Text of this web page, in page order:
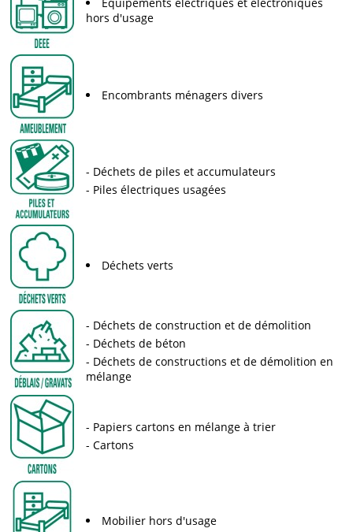
Equipements électriques et électroniques
hors d'usage
Encombrants ménagers divers
Déchets de piles et accumulateurs
Piles électriques usagées
Déchets verts
Déchets de construction et de démolition
Déchets de béton
Déchets de constructions et de démolition en
mélange
Papiers cartons en mélange à trier
Cartons
Mobilier hors d'usage